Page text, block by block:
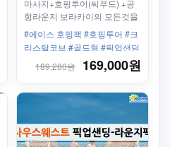
마사지+호핑투어(씨푸드) +공
항라운지 보라카이의 모든것을
한방에!!
#에이스 호핑팩 #호핑투어 #크
리스탈코브 #골드형 #픽업샌딩
#태반2시간 #여행자보험 #친절
한 서비스
189,280원 169,000원